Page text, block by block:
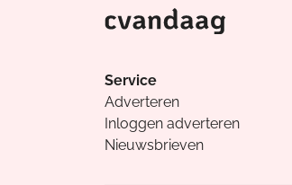
Service
Adverteren
Inloggen adverteren
Nieuwsbrieven